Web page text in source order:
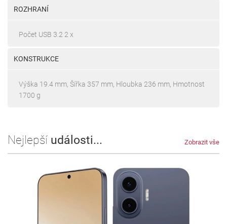
ROZHRANÍ
Počet USB 3.2 2 x
KONSTRUKCE
Výška 19.4 mm, Šířka 357 mm, Hloubka 236 mm, Hmotnost
1700 g
Nejlepší události... Zobrazit vše